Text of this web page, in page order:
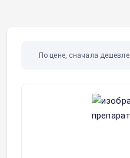
По цене, сначала дешевле